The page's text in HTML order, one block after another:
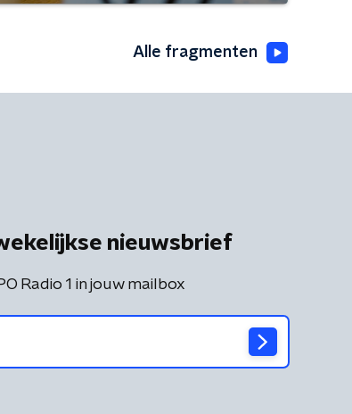
Alle fragmenten
nieuwsbrief
Radio 1 in jouw mailbox